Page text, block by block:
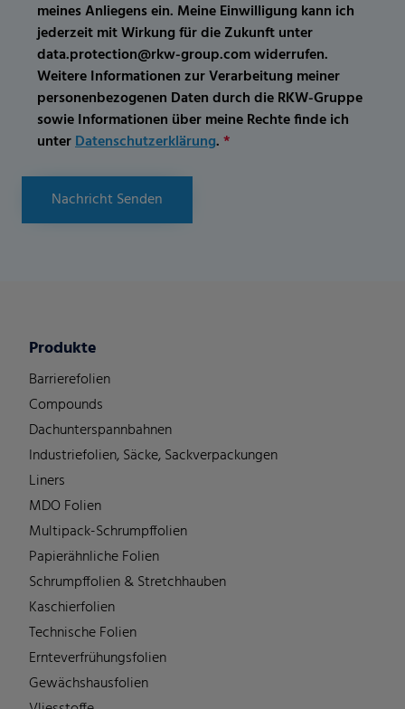
meines Anliegens ein. Meine Einwilligung kann ich
jederzeit mit Wirkung für die Zukunft unter
data.protection@rkw-group.com widerrufen.
Weitere Informationen zur Verarbeitung meiner
personenbezogenen Daten durch die RKW-Gruppe
sowie Informationen über meine Rechte finde ich
unterDatenschutzerklärung.*
Nachricht Senden
Produkte
Barrierefolien
Compounds
Dachunterspannbahnen
Industriefolien, Säcke, Sackverpackungen
Liners
MDO Folien
Multipack-Schrumpffolien
Papierähnliche Folien
Schrumpffolien & Stretchhauben
Kaschierfolien
Technische Folien
Ernteverfrühungsfolien
Gewächshausfolien